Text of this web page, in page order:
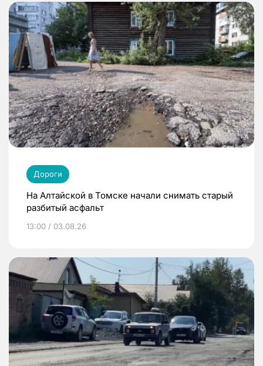
Дороги
На Алтайской в Томске начали снимать старый
разбитый асфальт
13:00 / 03.08.26